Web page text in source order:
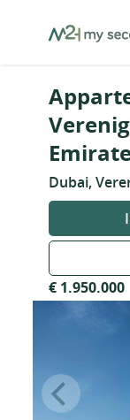
Dubai,
€ 1.950.000